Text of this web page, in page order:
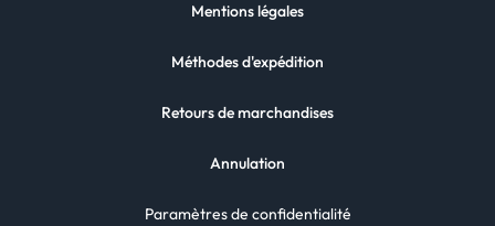
Mentions légales
Méthodes d'expédition
Retours de marchandises
Annulation
Paramètres de confidentialité